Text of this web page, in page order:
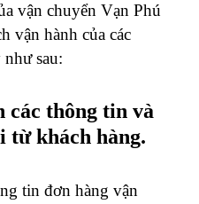
vận chuyển Vạn Phú
vận hành của các
sau:
các thông tin và
từ khách hàng.
tin đơn hàng vận